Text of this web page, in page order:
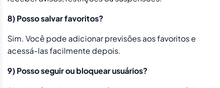
8) Posso salvar favoritos?
Sim. Você pode adicionar previsões aos favoritos e
acessá-las facilmente depois.
9) Posso seguir ou bloquear usuários?